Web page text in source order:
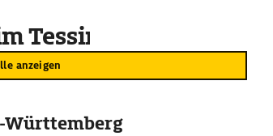
anzeigen
Tessin
Württemberg